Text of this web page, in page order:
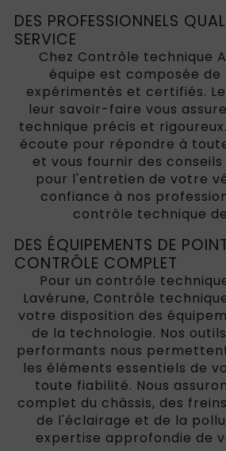
DES PROFESSIONNELS
SERVICE
Chez Contrôle technique
équipe est composée
expérimentés et certifiés.
leur savoir-faire vous
technique précis et
écoute pour répondre à
et vous fournir des
pour l'entretien de votre
confiance à nos
contrôle technique
DES ÉQUIPEMENTS DE
CONTRÔLE COMPLET
Pour un contrôle
Lavérune, Contrôle
votre disposition des
de la technologie. Nos
performants nous
les éléments essentiels de
toute fiabilité. Nous
complet du châssis, des
de l'éclairage et de la
expertise approfondie de